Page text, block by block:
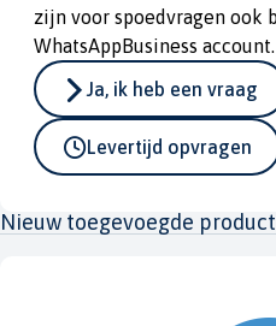
zijn voor spoedvragen ook
WhatsAppBusiness account.
Ja, ik heb een vraag
Levertijd opvragen
Nieuw toegevoegde